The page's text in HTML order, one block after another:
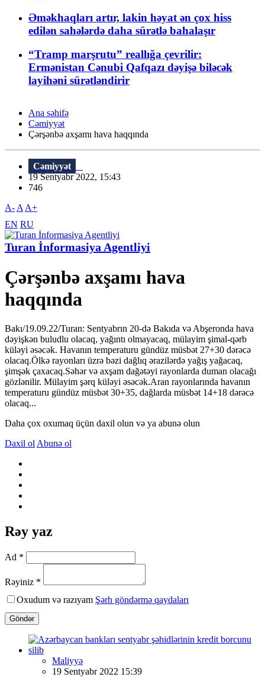
Əməkhaqları artır, lakin həyat ən çox hiss
edilən sahələrdə daha sürətlə bahalaşır
“Tramp marşrutu” reallığa çevrilir:
Ermənistan Cənubi Qafqazı dəyişə biləcək
layihəni sürətləndirir
Ana səhifə
Cəmiyyət
Çərşənbə axşamı hava haqqında
Cəmiyyət
19 Sentyabr 2022, 15:43
746
A- A A+
EN RU
Turan İnformasiya Agentliyi
Çərşənbə axşamı hava
haqqında
Bakı/19.09.22/Turan: Sentyabrın 20-də Bakıda və Abşeronda hava
dəyişkən buludlu olacaq, yağıntı olmayacaq, mülayim şimal-qərb
küləyi əsəcək. Havanın temperaturu gündüz müsbət 27+30 dərəcə
olacaq.Ölkə rayonları üzrə bəzi dağlıq ərazilərdə yağış yağacaq,
şimşək çaxacaq.Səhər və axşam dağətəyi rayonlarda duman olacağı
gözlənilir. Mülayim şərq küləyi əsəcək.Aran rayonlarında havanın
temperaturu gündüz müsbət 30+35, dağlarda müsbət 14+18 dərəcə
olacaq...
Daha çox oxumaq üçün daxil olun və ya abunə olun
Daxil ol Abunə ol
Rəy yaz
Ad *
Rəyiniz *
Oxudum və razıyam Şərh göndərmə qaydaları
Göndər
Maliyyə
19 Sentyabr 2022 15:39